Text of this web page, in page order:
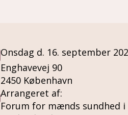
Onsdag d. 16. september
Enghavevej 90
2450 København
Arrangeret af:
Forum for mænds sundhed i